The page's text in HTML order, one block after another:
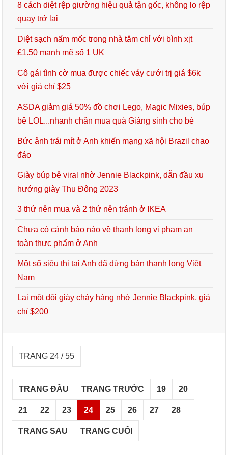
8 cách diệt rệp giường hiệu quả tận gốc, không lo rệp
quay trở lại
Diệt sạch nấm mốc trong nhà tắm chỉ với bình xịt
£1.50 mạnh mẽ số 1 UK
Cô gái tình cờ mua được chiếc váy cưới trị giá $6k
với giá chỉ $25
ASDA giảm giá 50% đồ chơi Lego, Magic Mixies, búp
bê LOL...nhanh chân mua quà Giáng sinh cho bé
Bức ảnh trái mít ở Anh khiến mạng xã hội Brazil chao
đảo
Giày búp bê viral nhờ Jennie Blackpink, dẫn đầu xu
hướng giày Thu Đông 2023
3 thứ nên mua và 2 thứ nên tránh ở IKEA
Chưa có cảnh báo nào về thanh long vi phạm an
toàn thực phẩm ở Anh
Một số siêu thị tại Anh đã dừng bán thanh long Việt
Nam
Lại một đôi giày cháy hàng nhờ Jennie Blackpink, giá
chỉ $200
TRANG 24 / 55
TRANG ĐẦU TRANG TRƯỚC 19 20
21 22 23 24 25 26 27 28
TRANG SAU TRANG CUỐI